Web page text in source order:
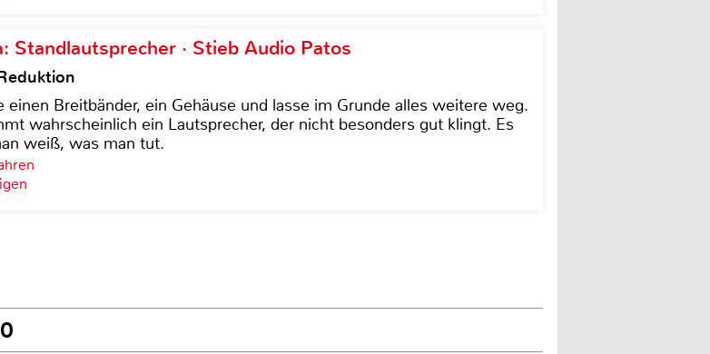
Standlautsprecher · Stieb Audio Patos
einen Breitbänder, ein Gehäuse und lasse im Grunde alles weitere weg.
wahrscheinlich ein Lautsprecher, der nicht besonders gut klingt. Es
weiß, was man tut.